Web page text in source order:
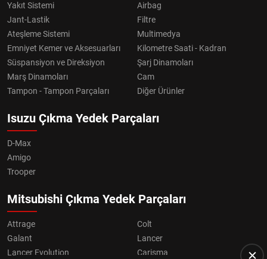
Yakıt Sistemi
Airbag
Jant-Lastik
Filtre
Ateşleme Sistemi
Multimedya
Emniyet Kemer ve Aksesuarları
Kilometre Saati - Kadran
Süspansiyon ve Direksiyon
Şarj Dinamoları
Marş Dinamoları
Cam
Tampon - Tampon Parçaları
Diğer Ürünler
Isuzu Çıkma Yedek Parçaları
D-Max
Amigo
Trooper
Mitsubishi Çıkma Yedek Parçaları
Attrage
Colt
Galant
Lancer
Lancer Evolution
Carisma